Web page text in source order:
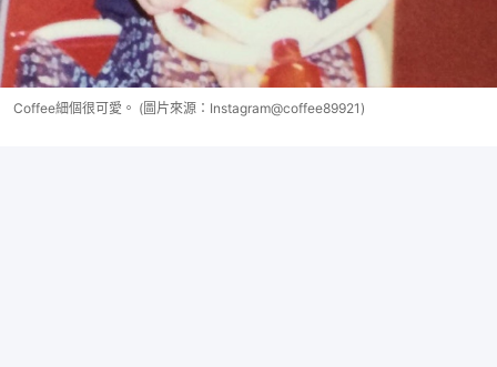
Coffee細個很可愛。 (圖片來源：Instagram@coffee89921)